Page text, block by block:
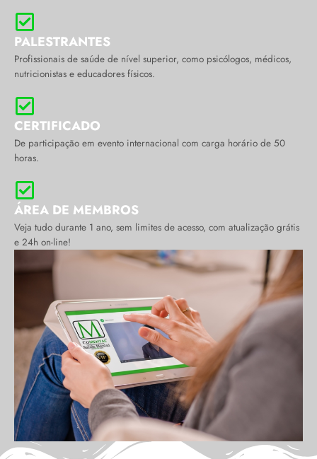
PALESTRANTES
Profissionais de saúde de nível superior, como psicólogos, médicos,
nutricionistas e educadores físicos.
CERTIFICADO
De participação em evento internacional com carga horário de 50
horas.
ÁREA DE MEMBROS
Veja tudo durante 1 ano, sem limites de acesso, com atualização grátis
e 24h on-line!